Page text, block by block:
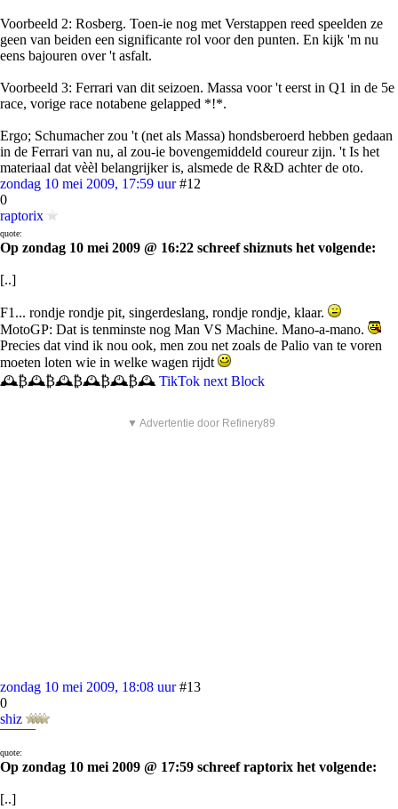
Voorbeeld 2: Rosberg. Toen-ie nog met Verstappen reed speelden ze
geen van beiden een significante rol voor den punten. En kijk 'm nu
eens bajouren over 't asfalt.
Voorbeeld 3: Ferrari van dit seizoen. Massa voor 't eerst in Q1 in de 5e
race, vorige race notabene gelapped *!*.
Ergo; Schumacher zou 't (net als Massa) hondsberoerd hebben gedaan
in de Ferrari van nu, al zou-ie bovengemiddeld coureur zijn. 't Is het
materiaal dat vèèl belangrijker is, alsmede de R&D achter de oto.
zondag 10 mei 2009, 17:59 uur #12
0
raptorix
quote:
Op zondag 10 mei 2009 @ 16:22 schreef shiznuts het volgende:
[..]
F1... rondje rondje pit, singerdeslang, rondje rondje, klaar.
MotoGP: Dat is tenminste nog Man VS Machine. Mano-a-mano.
Precies dat vind ik nou ook, men zou net zoals de Palio van te voren
moeten loten wie in welke wagen rijdt
🕰️₿🕰️₿🕰️₿🕰️₿🕰️₿🕰️ TikTok next Block
▼ Advertentie door Refinery89
zondag 10 mei 2009, 18:08 uur #13
0
shiz
¯¯¯¯¯
quote:
Op zondag 10 mei 2009 @ 17:59 schreef raptorix het volgende:
[..]